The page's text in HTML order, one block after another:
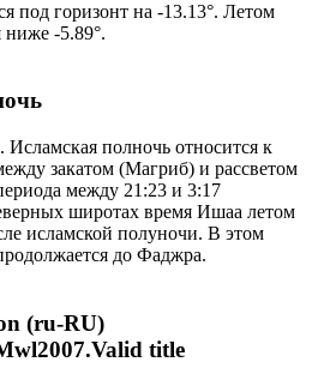
ниже -5.89°.
полночь относится к
закатом (Магриб) и рассветом
между 21:23 и 3:17
широтах время Ишаа летом
исламской полуночи. В этом
до Фаджра.
(ru-RU)
title